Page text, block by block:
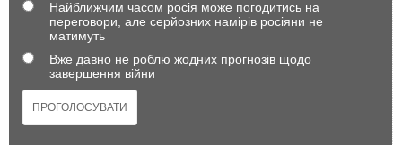
Найближчим часом росія може погодитись на
переговори, але серйозних намірів росіяни не
матимуть
Вже давно не роблю жодних прогнозів щодо
завершення війни